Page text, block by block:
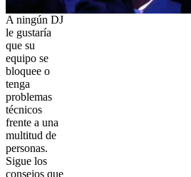
A ningún DJ
le gustaría
que su
equipo se
bloquee o
tenga
problemas
técnicos
frente a una
multitud de
personas.
Sigue los
consejos que